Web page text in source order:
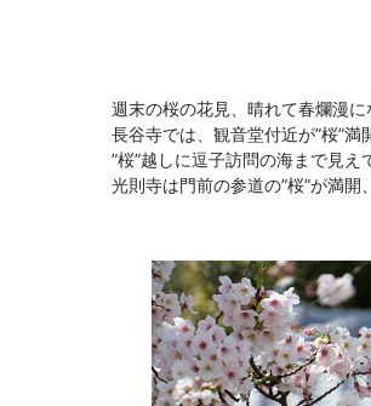
週末の桜の花見、晴れて春爛漫に
長谷寺では、観音堂付近が”桜”満
”桜”越しに逗子訪問の海まで見え
光則寺は門前の参道の”桜”が満開